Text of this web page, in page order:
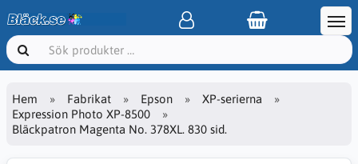
Hem Fabrikat Epson
XP-serierna
Expression Photo XP-8500
Bläckpatron Magenta No. 378XL. 830 sid.